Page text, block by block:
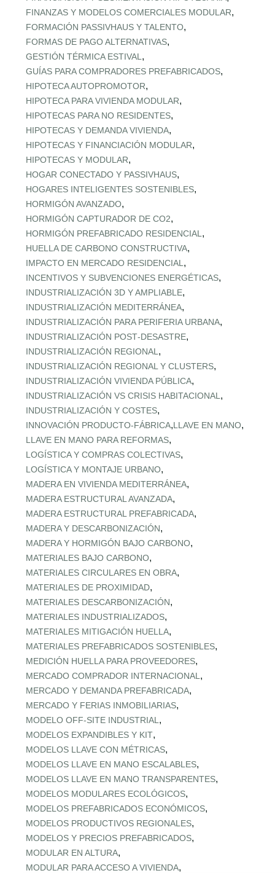
FINANZAS Y MODELOS COMERCIALES MODULAR,
FORMACIÓN PASSIVHAUS Y TALENTO,
FORMAS DE PAGO ALTERNATIVAS,
GESTIÓN TÉRMICA ESTIVAL ,
GUÍAS PARA COMPRADORES PREFABRICADOS,
HIPOTECA AUTOPROMOTOR,
HIPOTECA PARA VIVIENDA MODULAR,
HIPOTECAS PARA NO RESIDENTES,
HIPOTECAS Y DEMANDA VIVIENDA,
HIPOTECAS Y FINANCIACIÓN MODULAR,
HIPOTECAS Y MODULAR,
HOGAR CONECTADO Y PASSIVHAUS,
HOGARES INTELIGENTES SOSTENIBLES,
HORMIGÓN AVANZADO,
HORMIGÓN CAPTURADOR DE CO2,
HORMIGÓN PREFABRICADO RESIDENCIAL ,
HUELLA DE CARBONO CONSTRUCTIVA,
IMPACTO EN MERCADO RESIDENCIAL ,
INCENTIVOS Y SUBVENCIONES ENERGÉTICAS,
INDUSTRIALIZACIÓN 3D Y AMPLIABLE,
INDUSTRIALIZACIÓN MEDITERRÁNEA,
INDUSTRIALIZACIÓN PARA PERIFERIA URBANA,
INDUSTRIALIZACIÓN POST‑DESASTRE,
INDUSTRIALIZACIÓN REGIONAL ,
INDUSTRIALIZACIÓN REGIONAL Y CLUSTERS,
INDUSTRIALIZACIÓN VIVIENDA PÚBLICA,
INDUSTRIALIZACIÓN VS CRISIS HABITACIONAL ,
INDUSTRIALIZACIÓN Y COSTES,
INNOVACIÓN PRODUCTO-FÁBRICA,LLAVE EN MANO,
LLAVE EN MANO PARA REFORMAS,
LOGÍSTICA Y COMPRAS COLECTIVAS,
LOGÍSTICA Y MONTAJE URBANO,
MADERA EN VIVIENDA MEDITERRÁNEA,
MADERA ESTRUCTURAL AVANZADA,
MADERA ESTRUCTURAL PREFABRICADA,
MADERA Y DESCARBONIZACIÓN,
MADERA Y HORMIGÓN BAJO CARBONO,
MATERIALES BAJO CARBONO,
MATERIALES CIRCULARES EN OBRA,
MATERIALES DE PROXIMIDAD,
MATERIALES DESCARBONIZACIÓN,
MATERIALES INDUSTRIALIZADOS,
MATERIALES MITIGACIÓN HUELLA,
MATERIALES PREFABRICADOS SOSTENIBLES,
MEDICIÓN HUELLA PARA PROVEEDORES,
MERCADO COMPRADOR INTERNACIONAL ,
MERCADO Y DEMANDA PREFABRICADA,
MERCADO Y FERIAS INMOBILIARIAS,
MODELO OFF-SITE INDUSTRIAL ,
MODELOS EXPANDIBLES Y KIT,
MODELOS LLAVE CON MÉTRICAS,
MODELOS LLAVE EN MANO ESCALABLES,
MODELOS LLAVE EN MANO TRANSPARENTES,
MODELOS MODULARES ECOLÓGICOS,
MODELOS PREFABRICADOS ECONÓMICOS,
MODELOS PRODUCTIVOS REGIONALES,
MODELOS Y PRECIOS PREFABRICADOS,
MODULAR EN ALTURA,
MODULAR PARA ACCESO A VIVIENDA,